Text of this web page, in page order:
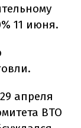
11 июня.
апреля
ВТО